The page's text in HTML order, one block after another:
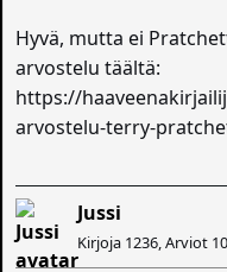
Hyvä, mutta ei
arvostelu täältä:
https://
arvostelu-terry-
Jussi
Kirjoja 1236, Arviot